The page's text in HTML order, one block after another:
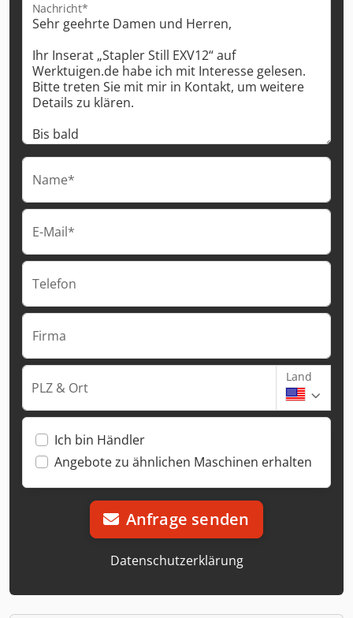
Nachricht*
Name*
E-Mail*
Telefon
Firma
PLZ & Ort
Land
Ich bin Händler
Angebote zu ähnlichen Maschinen erhalten
Anfrage senden
Datenschutzerklärung